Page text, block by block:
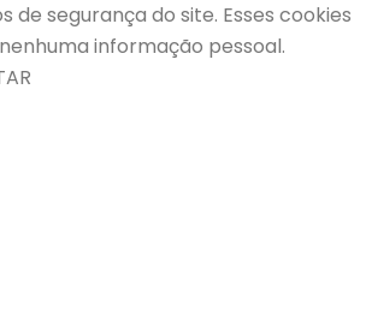
de segurança do site. Esses cookies
informação pessoal.